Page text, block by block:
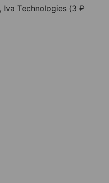
Iva Technologies (3 ₽